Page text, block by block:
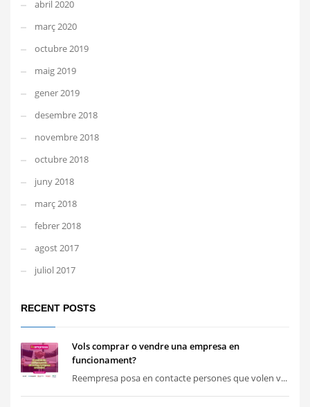
abril 2020
març 2020
octubre 2019
maig 2019
gener 2019
desembre 2018
novembre 2018
octubre 2018
juny 2018
març 2018
febrer 2018
agost 2017
juliol 2017
RECENT POSTS
Vols comprar o vendre una empresa en
funcionament?
Reempresa posa en contacte persones que volen v...